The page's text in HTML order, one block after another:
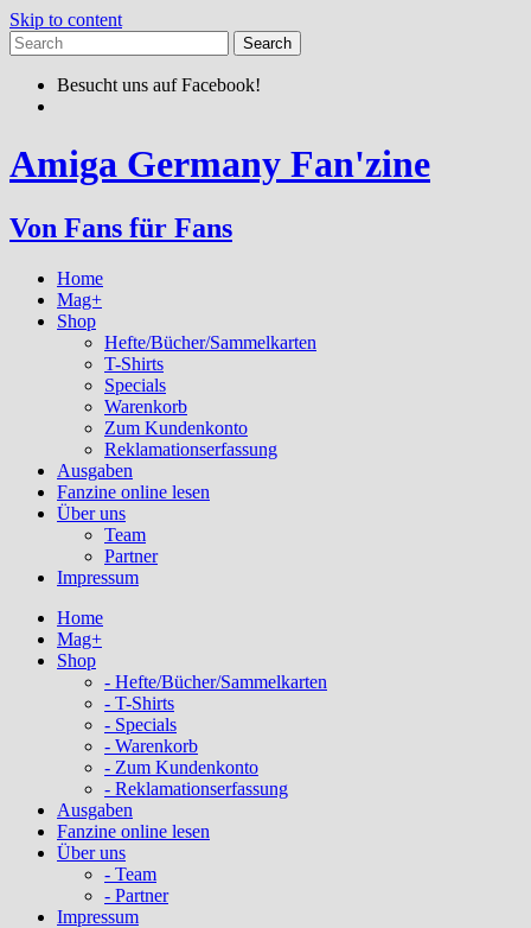
Skip to content
Besucht uns auf Facebook!
Amiga Germany Fan'zine
Von Fans für Fans
Home
Mag+
Shop
Hefte/Bücher/Sammelkarten
T-Shirts
Specials
Warenkorb
Zum Kundenkonto
Reklamationserfassung
Ausgaben
Fanzine online lesen
Über uns
Team
Partner
Impressum
Home
Mag+
Shop
- Hefte/Bücher/Sammelkarten
- T-Shirts
- Specials
- Warenkorb
- Zum Kundenkonto
- Reklamationserfassung
Ausgaben
Fanzine online lesen
Über uns
- Team
- Partner
Impressum